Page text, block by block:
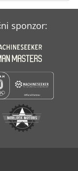
sponzor: